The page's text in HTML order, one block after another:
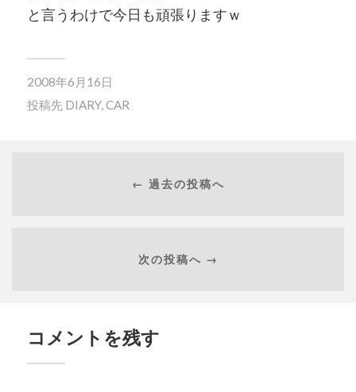
と言うわけで今日も頑張りますｗ
2008年6月16日
投稿先 DIARY,CAR
← 過去の投稿へ
次の投稿へ →
コメントを残す